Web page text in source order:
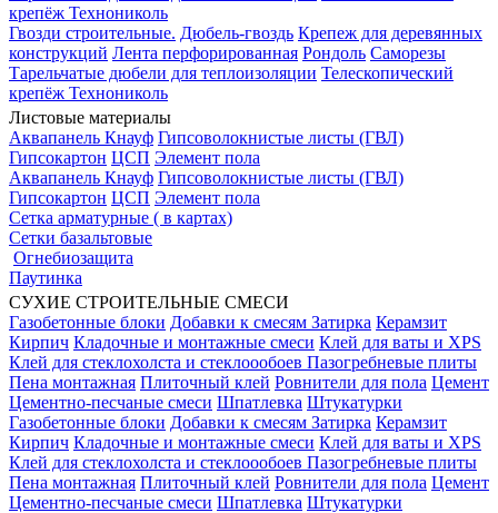
крепёж Технониколь
Гвозди строительные. Дюбель-гвоздь Крепеж для деревянных
конструкций Лента перфорированная Рондоль Саморезы
Тарельчатые дюбели для теплоизоляции Телескопический
крепёж Технониколь
Листовые материалы
Аквапанель Кнауф Гипсоволокнистые листы (ГВЛ)
Гипсокартон ЦСП Элемент пола
Аквапанель Кнауф Гипсоволокнистые листы (ГВЛ)
Гипсокартон ЦСП Элемент пола
Сетка арматурные ( в картах)
Сетки базальтовые
Огнебиозащита
Паутинка
СУХИЕ СТРОИТЕЛЬНЫЕ СМЕСИ
Газобетонные блоки Добавки к смесям Затирка Керамзит
Кирпич Кладочные и монтажные смеси Клей для ваты и XPS
Клей для стеклохолста и стеклоообоев Пазогребневые плиты
Пена монтажная Плиточный клей Ровнители для пола Цемент
Цементно-песчаные смеси Шпатлевка Штукатурки
Газобетонные блоки Добавки к смесям Затирка Керамзит
Кирпич Кладочные и монтажные смеси Клей для ваты и XPS
Клей для стеклохолста и стеклоообоев Пазогребневые плиты
Пена монтажная Плиточный клей Ровнители для пола Цемент
Цементно-песчаные смеси Шпатлевка Штукатурки